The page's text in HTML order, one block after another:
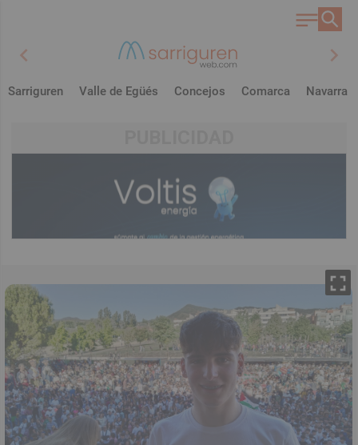
chevron_left chevron_right
Sarriguren Valle de Egüés Concejos Comarca Navarra